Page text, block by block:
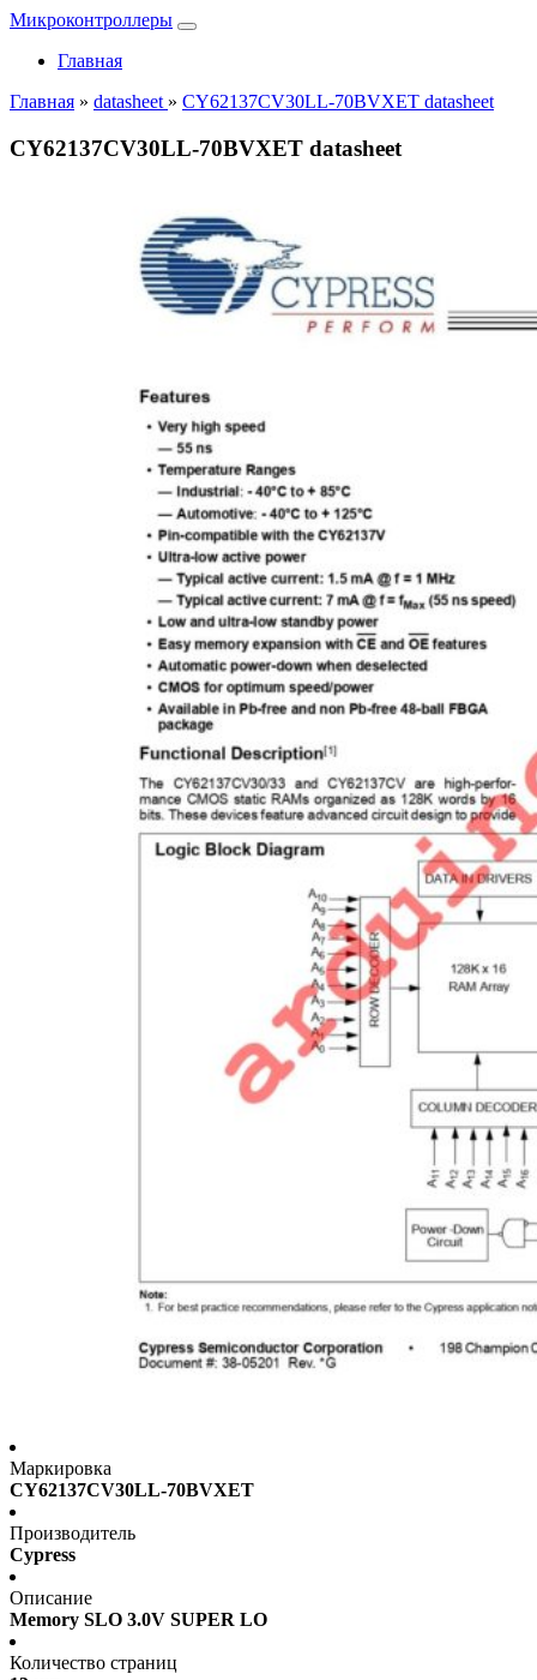
Микроконтроллеры
Главная
Главная » datasheet » CY62137CV30LL-70BVXET datasheet
CY62137CV30LL-70BVXET datasheet
Маркировка
CY62137CV30LL-70BVXET
Производитель
Cypress
Описание
Memory SLO 3.0V SUPER LO
Количество страниц